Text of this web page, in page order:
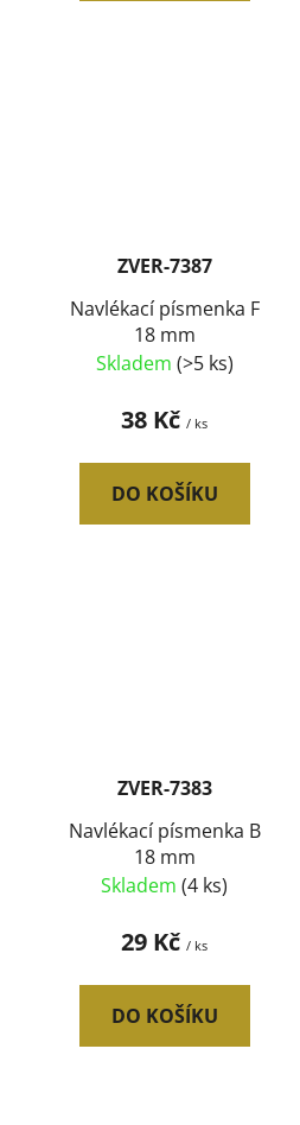
ZVER-7387
Navlékací písmenka F
18 mm
Skladem (>5 ks)
38 Kč / ks
DO KOŠÍKU
ZVER-7383
Navlékací písmenka B
18 mm
Skladem (4 ks)
29 Kč / ks
DO KOŠÍKU